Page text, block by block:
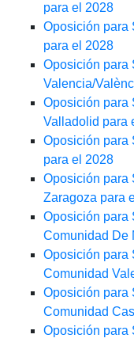
para el 2028
Oposición para
para el 2028
Oposición para
Valencia/
Oposición para
Valladolid para
Oposición para
para el 2028
Oposición para
Zaragoza para
Oposición para
Comunidad De
Oposición para
Comunidad
Oposición para
Comunidad
Oposición para